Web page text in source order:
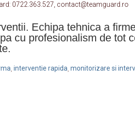
0722.363.527, contact@teamguard.ro
Echipa tehnica a
cu profesionalism de tot
interventie rapida monitorizare si